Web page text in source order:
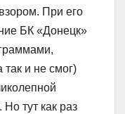
При его
БК «Донецк»
так и не смог)
тут как раз